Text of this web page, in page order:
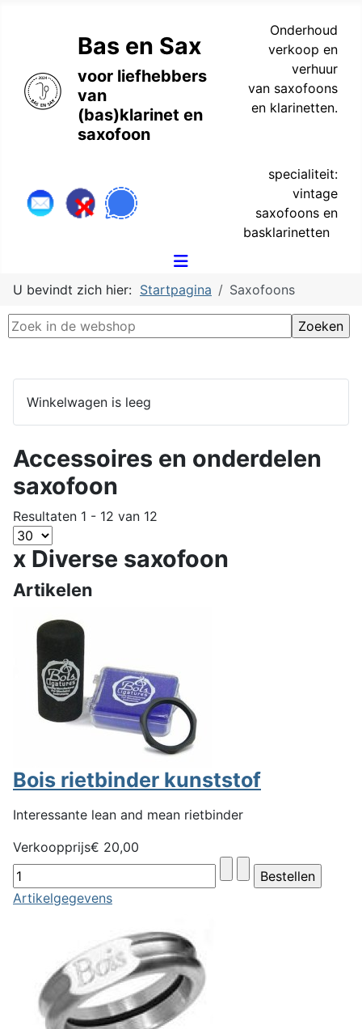
Bas en Sax
voor liefhebbers
van
(bas)klarinet en
saxofoon
Onderhoud
verkoop en
verhuur
van saxofoons
en klarinetten.
specialiteit:
vintage
saxofoons en
basklarinetten
U bevindt zich hier: Startpagina Saxofoons
Winkelwagen is leeg
Accessoires en onderdelen
saxofoon
Resultaten 1 - 12 van 12
x Diverse saxofoon
Artikelen
Bois rietbinder kunststof
Interessante lean and mean rietbinder
Verkoopprijs€ 20,00
Artikelgegevens